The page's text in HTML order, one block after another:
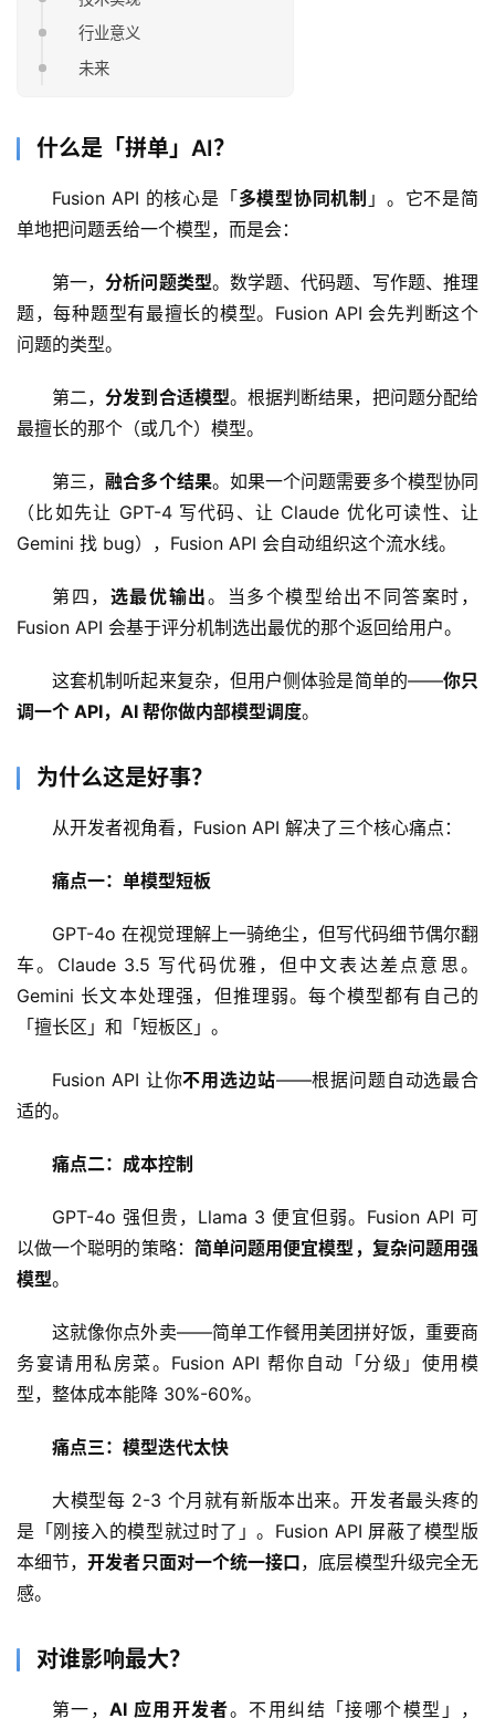
I
日
报
开
行业意义
未来
什么是「拼单」AI？
Fusion API 的核心是「多模型协同机制 」。它不是简
单地把问题丢给一个模型，而是会：
第一，分析问题类型。数学题、代码题、写作题、推理
题，每种题型有最擅长的模型。Fusion API 会先判断这个
问题的类型。
第二，分发到合适模型。根据判断结果，把问题分配给
最擅长的那个（或几个）模型。
第三，融合多个结果。如果一个问题需要多个模型协同
（比如先让 GPT-4 写代码、让 Claude 优化可读性、让
Gemini 找 bug），Fusion API 会自动组织这个流水线。
第四， 选最优输出。当多个模型给出不同答案时，
Fusion API 会基于评分机制选出最优的那个返回给用户。
这套机制听起来复杂，但用户侧体验是简单的——你只
调一个 API，AI 帮你做内部模型调度。
为什么这是好事？
从开发者视角看，Fusion API 解决了三个核心痛点：
痛点一：单模型短板
GPT-4o 在视觉理解上一骑绝尘，但写代码细节偶尔翻
车。Claude 3.5 写代码优雅，但中文表达差点意思。
Gemini 长文本处理强，但推理弱。每个模型都有自己的
「擅长区」和「短板区」。
Fusion API 让你不用选边站——根据问题自动选最合
适的。
痛点二：成本控制
GPT-4o 强但贵，Llama 3 便宜但弱。Fusion API 可
以做一个聪明的策略： 简单问题用便宜模型，复杂问题用强
模型。
这就像你点外卖——简单工作餐用美团拼好饭，重要商
务宴请用私房菜。Fusion API 帮你自动「分级」使用模
型，整体成本能降 30%-60%。
痛点三：模型迭代太快
大模型每 2-3 个月就有新版本出来。开发者最头疼的
是「刚接入的模型就过时了」。Fusion API 屏蔽了模型版
本细节，开发者只面对一个统一接口，底层模型升级完全无
感。
对谁影响最大？
第一，AI 应用开发者。不用纠结「接哪个模型」，